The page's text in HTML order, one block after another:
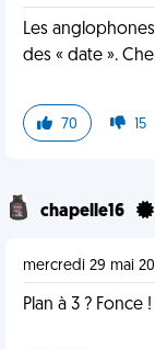
Les
des « date ».
70 15
chapelle16
mercredi 29 mai
Plan à 3 ? Fonce !